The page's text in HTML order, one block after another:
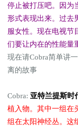
停止被打压吧。因为
形式表现出来。过去
服女性。现在电视节
们要让内在的性能量
现在请Cobra简单讲
离的故事
Cobra: 亚特兰提斯时
植入物。其中一组在
组在太阳神经丛。这